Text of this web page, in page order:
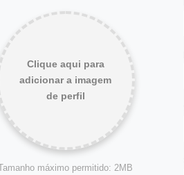
Clique aqui para
adicionar a imagem
de perfil
máximo permitido: 2MB